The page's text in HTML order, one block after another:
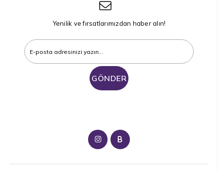
Yenilik ve fırsatlarımızdan haber alın!
GÖNDER
B